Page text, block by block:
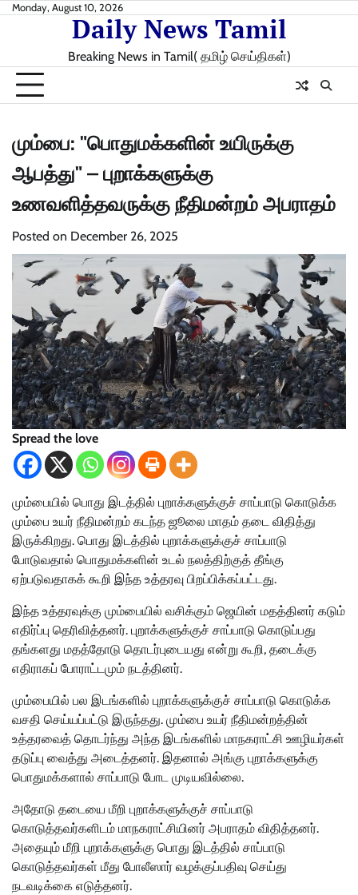
SkipMonday, August 10, 2026
Daily News Tamil
Breaking News in Tamil( தமிழ் செய்திகள்)
மும்பை: "பொதுமக்களின் உயிருக்கு
ஆபத்து" – புறாக்களுக்கு
உணவளித்தவருக்கு நீதிமன்றம் அபராதம்
Posted on December 26, 2025
Spread the love
மும்பையில் பொது இடத்தில் புறாக்களுக்குச் சாப்பாடு கொடுக்க
மும்பை உயர் நீதிமன்றம் கடந்த ஜூலை மாதம் தடை விதித்து
இருக்கிறது. பொது இடத்தில் புறாக்களுக்குச் சாப்பாடு
போடுவதால் பொதுமக்களின் உடல் நலத்திற்குத் தீங்கு
ஏற்படுவதாகக் கூறி இந்த உத்தரவு பிறப்பிக்கப்பட்டது.
இந்த உத்தரவுக்கு மும்பையில் வசிக்கும் ஜெயின் மதத்தினர் கடும்
எதிர்ப்பு தெரிவித்தனர். புறாக்களுக்குச் சாப்பாடு கொடுப்பது
தங்களது மதத்தோடு தொடர்புடையது என்று கூறி, தடைக்கு
எதிராகப் போராட்டமும் நடத்தினர்.
மும்பையில் பல இடங்களில் புறாக்களுக்குச் சாப்பாடு கொடுக்க
வசதி செய்யப்பட்டு இருந்தது. மும்பை உயர் நீதிமன்றத்தின்
உத்தரவைத் தொடர்ந்து அந்த இடங்களில் மாநகராட்சி ஊழியர்கள்
தடுப்பு வைத்து அடைத்தனர். இதனால் அங்கு புறாக்களுக்கு
பொதுமக்களால் சாப்பாடு போட முடியவில்லை.
அதோடு தடையை மீறி புறாக்களுக்குச் சாப்பாடு
கொடுத்தவர்களிடம் மாநகராட்சியினர் அபராதம் விதித்தனர்.
அதையும் மீறி புறாக்களுக்கு பொது இடத்தில் சாப்பாடு
கொடுத்தவர்கள் மீது போலீஸார் வழக்குப்பதிவு செய்து
நடவடிக்கை எடுத்தனர்.